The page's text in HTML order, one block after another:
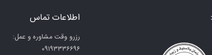
اطلاعات تماس
رزرو وقت مشاوره و عمل:
۰۹۱۹۳۳۳۶۶۹۶